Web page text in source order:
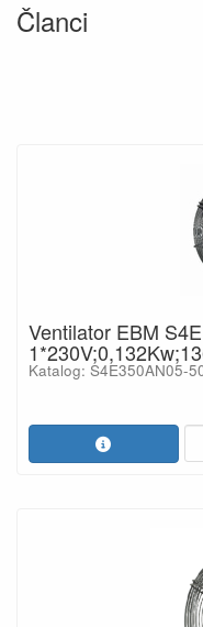
Članci
Ventilator EBM
Katalog: S4E350AN05-